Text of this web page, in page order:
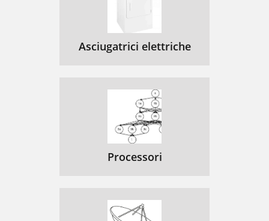
Asciugatrici elettriche
Processori